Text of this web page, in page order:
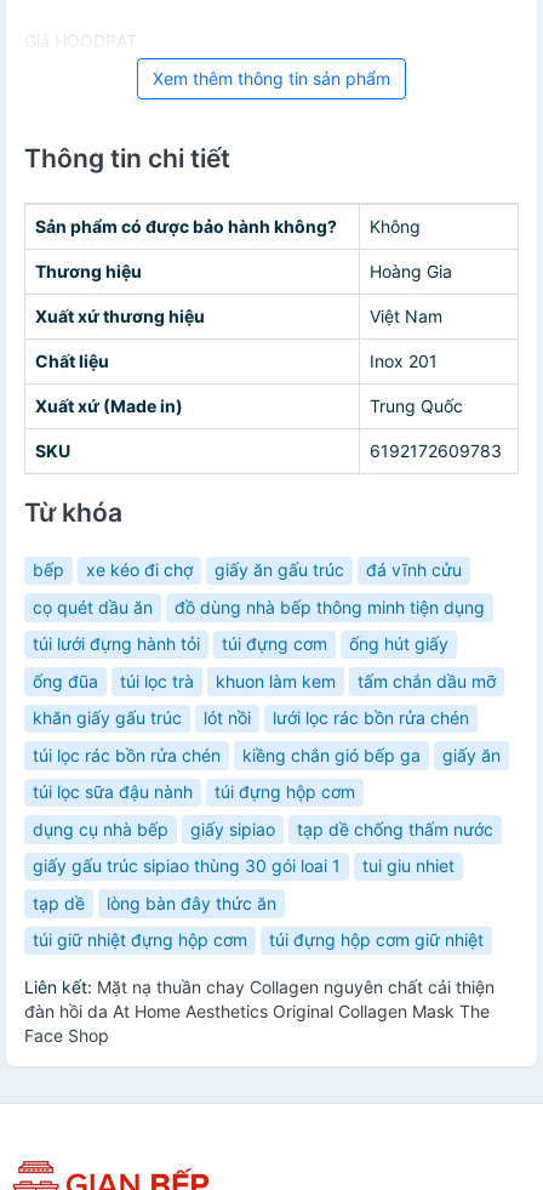
Giá HOODRAT
Xem thêm thông tin sản phẩm
Thông tin chi tiết
Sản phẩm có được bảo hành không? Không
Thương hiệu Hoàng Gia
Xuất xứ thương hiệu Việt Nam
Chất liệu Inox 201
Xuất xứ (Made in) Trung Quốc
SKU 6192172609783
Từ khóa
bếp xe kéo đi chợ giấy ăn gấu trúc
đá vĩnh cửu
cọ quét dầu ăn
đồ dùng nhà bếp thông minh tiện dụng
túi lưới đựng hành tỏi
túi đựng cơm
ống hút giấy
ống đũa
túi lọc trà khuon làm kem
tấm chắn dầu mỡ
khăn giấy gấu trúc
lót nồi
lưới lọc rác bồn rửa chén
túi lọc rác bồn rửa chén
kiềng chắn gió bếp ga
giấy ăn
túi lọc sữa đậu nành
túi đựng hộp cơm
dụng cụ nhà bếp
giấy sipiao
tạp dề chống thấm nước
giấy gấu trúc sipiao thùng 30 gói loai 1
tui giu nhiet
tạp dề
lòng bàn đây thức ăn
túi giữ nhiệt đựng hộp cơm
túi đựng hộp cơm giữ nhiệt
Liên kết: Mặt nạ thuần chay Collagen nguyên chất cải thiện
đàn hồi da At Home Aesthetics Original Collagen Mask The
Face Shop